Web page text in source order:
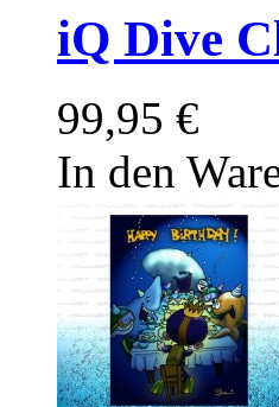
iQ Dive
99,95 €
In den